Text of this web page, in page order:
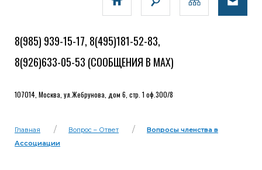
8(985) 939-15-17, 8(495)181-52-83,
8(926)633-05-53 (СООБЩЕНИЯ В MAX)
107014, Москва, ул.Жебрунова, дом 6, стр. 1 оф.300/8
Главная Вопрос – Ответ
Вопросы членства в
Ассоциации